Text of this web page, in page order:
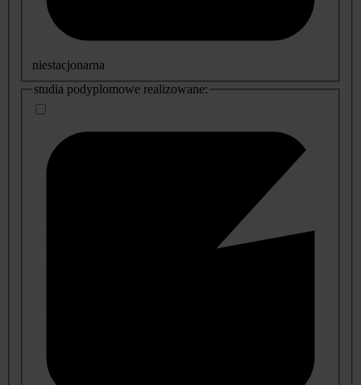
niestacjonarna
studia podyplomowe realizowane: